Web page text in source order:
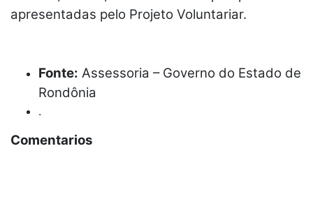
apresentadas pelo Projeto Voluntariar.
Fonte: Assessoria – Governo do Estado de
Rondônia
.
Comentarios